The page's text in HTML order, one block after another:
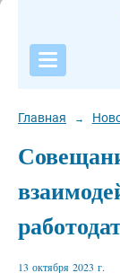
Главная →
13 октября 2023 г.